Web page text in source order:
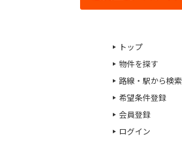
トップ
物件を探す
路線・駅から検索
希望条件登録
会員登録
ログイン